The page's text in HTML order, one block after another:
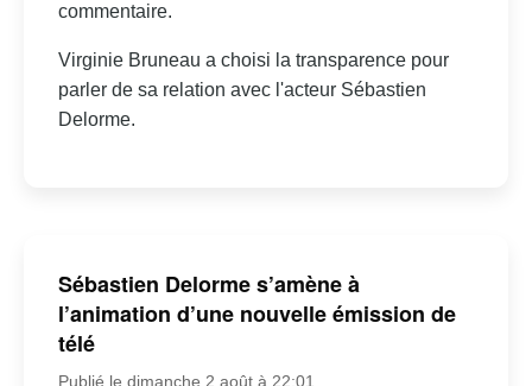
commentaire.
Virginie Bruneau a choisi la transparence pour
parler de sa relation avec l'acteur Sébastien
Delorme.
Sébastien Delorme s’amène à
l’animation d’une nouvelle émission de
télé
Publié le dimanche 2 août à 22:01